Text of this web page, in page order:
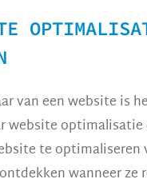
van een website is
website optimalisatie
te optimaliseren
wanneer